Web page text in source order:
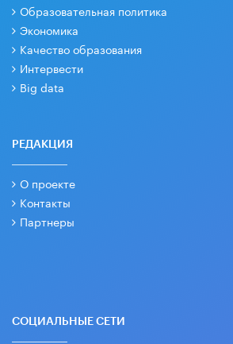
Образовательная политика
Экономика
Качество образования
Интервести
Big data
РЕДАКЦИЯ
О проекте
Контакты
Партнеры
СОЦИАЛЬНЫЕ СЕТИ